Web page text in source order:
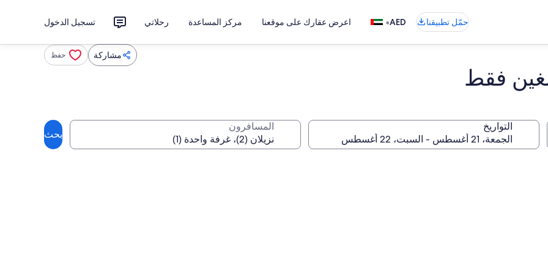
حمّل تطبيقنا AED
• اعرض عقارك على موقعنا مركز المساعدة رحلاتي تسجيل الدخول
مشاركة حفظ
فقط
التواريخ المسافرون
بحث